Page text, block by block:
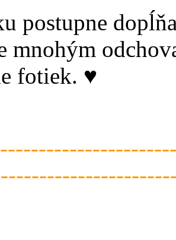
postupne
mnohým
fotiek. ♥